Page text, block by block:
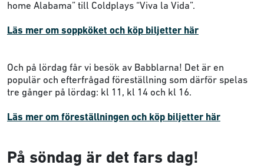
home Alabama” till Coldplays “Viva la Vida”.
Läs mer om soppköket och köp biljetter här
Och på lördag får vi besök av Babblarna! Det är en
populär och efterfrågad föreställning som därför spelas
tre gånger på lördag: kl 11, kl 14 och kl 16.
Läs mer om föreställningen och köp biljetter här
På söndag är det fars dag!